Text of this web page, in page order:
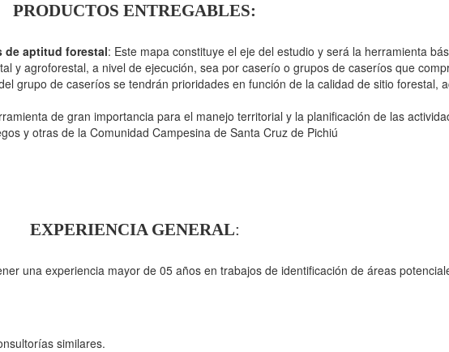
PRODUCTOS ENTREGABLES:
de aptitud forestal: Este mapa constituye el eje del estudio y será la herramienta
y agroforestal, a nivel de ejecución, sea por caserío o grupos de caseríos que
grupo de caseríos se tendrán prioridades en función de la calidad de sitio forestal,
de gran importancia para el manejo territorial y la planificación de las
y otras de la Comunidad Campesina de Santa Cruz de Pichiú
EXPERIENCIA GENERAL:
una experiencia mayor de 05 años en trabajos de identificación de áreas
similares.